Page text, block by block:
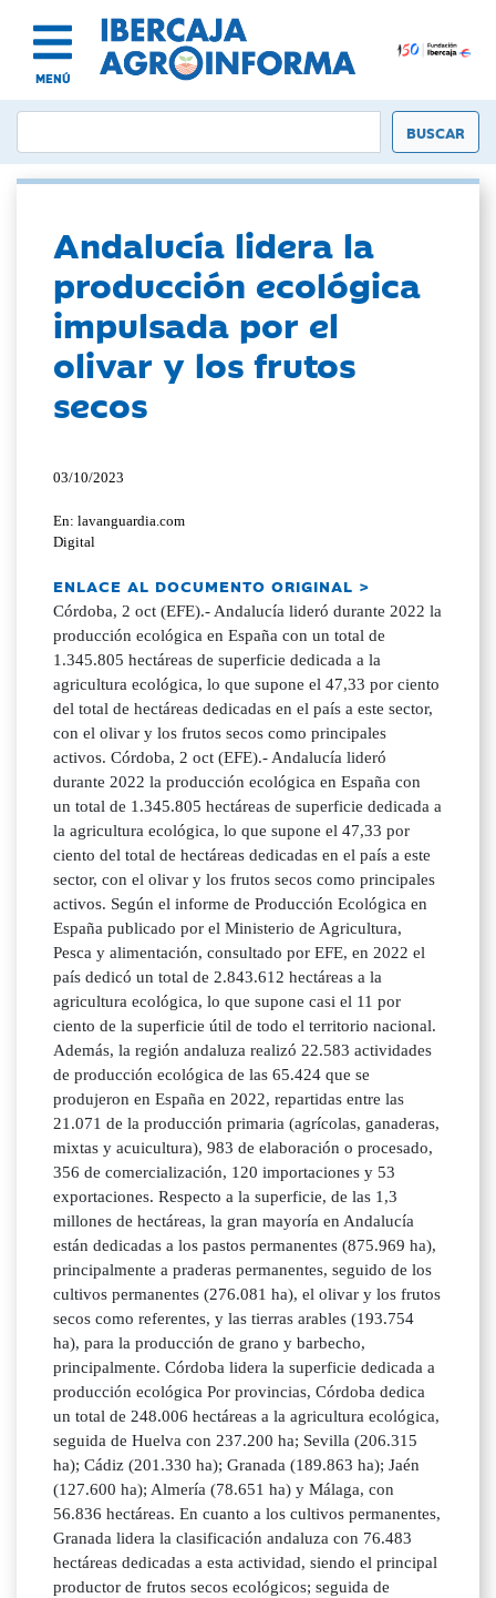
MENÚ
Andalucía lidera la
producción ecológica
impulsada por el
olivar y los frutos
secos
03/10/2023
En: lavanguardia.com
Digital
ENLACE AL DOCUMENTO ORIGINAL >
Córdoba, 2 oct (EFE).- Andalucía lideró durante 2022 la
producción ecológica en España con un total de
1.345.805 hectáreas de superficie dedicada a la
agricultura ecológica, lo que supone el 47,33 por ciento
del total de hectáreas dedicadas en el país a este sector,
con el olivar y los frutos secos como principales
activos. Córdoba, 2 oct (EFE).- Andalucía lideró
durante 2022 la producción ecológica en España con
un total de 1.345.805 hectáreas de superficie dedicada a
la agricultura ecológica, lo que supone el 47,33 por
ciento del total de hectáreas dedicadas en el país a este
sector, con el olivar y los frutos secos como principales
activos. Según el informe de Producción Ecológica en
España publicado por el Ministerio de Agricultura,
Pesca y alimentación, consultado por EFE, en 2022 el
país dedicó un total de 2.843.612 hectáreas a la
agricultura ecológica, lo que supone casi el 11 por
ciento de la superficie útil de todo el territorio nacional.
Además, la región andaluza realizó 22.583 actividades
de producción ecológica de las 65.424 que se
produjeron en España en 2022, repartidas entre las
21.071 de la producción primaria (agrícolas, ganaderas,
mixtas y acuicultura), 983 de elaboración o procesado,
356 de comercialización, 120 importaciones y 53
exportaciones. Respecto a la superficie, de las 1,3
millones de hectáreas, la gran mayoría en Andalucía
están dedicadas a los pastos permanentes (875.969 ha),
principalmente a praderas permanentes, seguido de los
cultivos permanentes (276.081 ha), el olivar y los frutos
secos como referentes, y las tierras arables (193.754
ha), para la producción de grano y barbecho,
principalmente. Córdoba lidera la superficie dedicada a
producción ecológica Por provincias, Córdoba dedica
un total de 248.006 hectáreas a la agricultura ecológica,
seguida de Huelva con 237.200 ha; Sevilla (206.315
ha); Cádiz (201.330 ha); Granada (189.863 ha); Jaén
(127.600 ha); Almería (78.651 ha) y Málaga, con
56.836 hectáreas. En cuanto a los cultivos permanentes,
Granada lidera la clasificación andaluza con 76.483
hectáreas dedicadas a esta actividad, siendo el principal
productor de frutos secos ecológicos; seguida de